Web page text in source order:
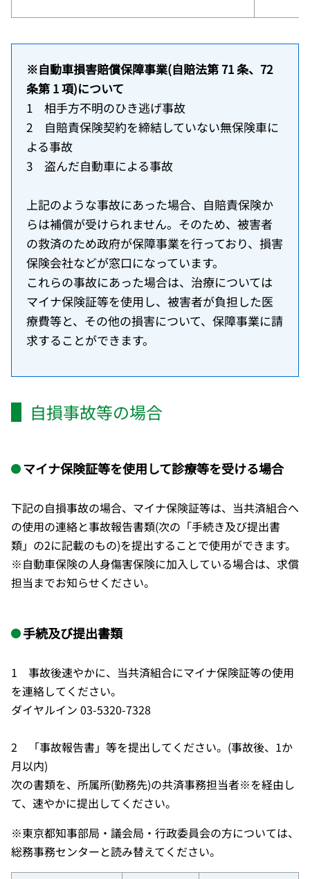
※自動車損害賠償保障事業(自賠法第 71 条、72
条第 1 項)について
1 相手方不明のひき逃げ事故
2 自賠責保険契約を締結していない無保険車に
よる事故
3 盗んだ自動車による事故
上記のような事故にあった場合、自賠責保険か
らは補償が受けられません。そのため、被害者
の救済のため政府が保障事業を行っており、損害
保険会社などが窓口になっています。
これらの事故にあった場合は、治療については
マイナ保険証等を使用し、被害者が負担した医
療費等と、その他の損害について、保障事業に請
求することができます。
自損事故等の場合
マイナ保険証等を使用して診療等を受ける場合
下記の自損事故の場合、マイナ保険証等は、当共済組合へ
の使用の連絡と事故報告書類(次の「手続き及び提出書
類」の2に記載のもの)を提出することで使用ができます。
※自動車保険の人身傷害保険に加入している場合は、求償
担当までお知らせください。
手続及び提出書類
1 事故後速やかに、当共済組合にマイナ保険証等の使用
を連絡してください。
ダイヤルイン 03-5320-7328
2 「事故報告書」等を提出してください。(事故後、1か
月以内)
次の書類を、所属所(勤務先)の共済事務担当者※を経由し
て、速やかに提出してください。
※東京都知事部局・議会局・行政委員会の方については、
総務事務センターと読み替えてください。